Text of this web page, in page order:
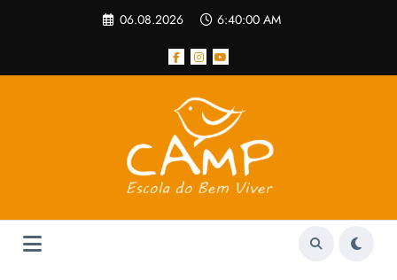
06.08.2026 6:40:01 AM